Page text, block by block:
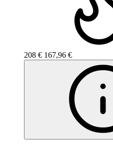
208 € 167,96 €